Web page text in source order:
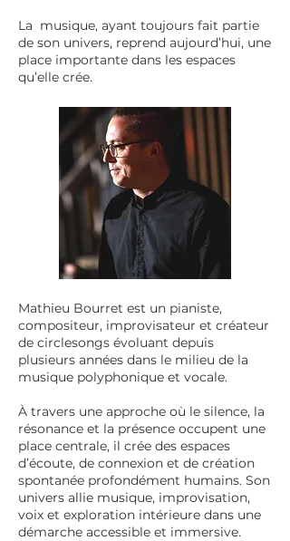
La musique, ayant toujours fait partie
de son univers, reprend aujourd’hui, une
place importante dans les espaces
qu’elle crée.
Mathieu Bourret est un pianiste,
compositeur, improvisateur et créateur
de circlesongs évoluant depuis
plusieurs années dans le milieu de la
musique polyphonique et vocale.
À travers une approche où le silence, la
résonance et la présence occupent une
place centrale, il crée des espaces
d’écoute, de connexion et de création
spontanée profondément humains. Son
univers allie musique, improvisation,
voix et exploration intérieure dans une
démarche accessible et immersive.